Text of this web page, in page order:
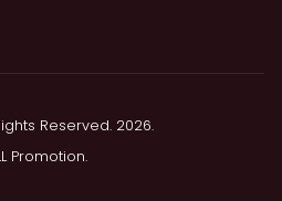
Reserved. 2026.
Promotion.